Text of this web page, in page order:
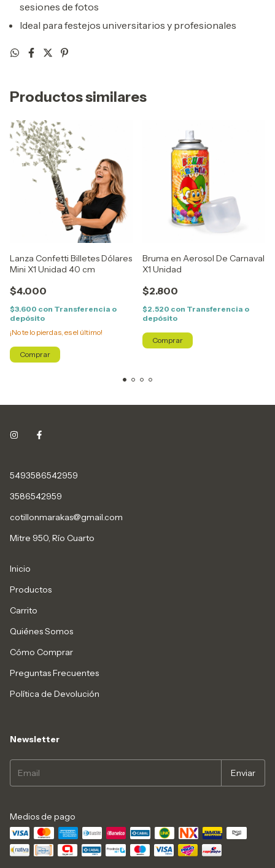
sesiones de fotos
Ideal para festejos universitarios y profesionales
Productos similares
Lanza Confetti Billetes Dólares
Mini X1 Unidad 40 cm
$4.000
$3.600 con Transferencia o
depósito
¡No te lo pierdas, es el último!
Bruma en Aerosol De Carnaval
X1 Unidad
$2.800
$2.520 con Transferencia o
depósito
5493586542959
3586542959
cotillonmarakas@gmail.com
Mitre 950, Río Cuarto
Inicio
Productos
Carrito
Quiénes Somos
Cómo Comprar
Preguntas Frecuentes
Política de Devolución
Newsletter
Medios de pago